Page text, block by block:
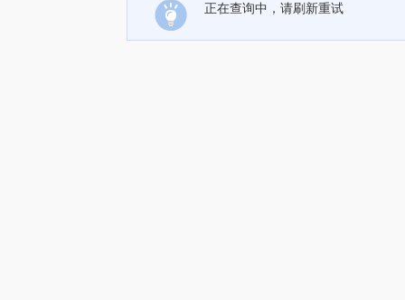
正在查询中，请刷新重试